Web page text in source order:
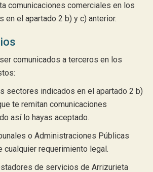
comunicaciones comerciales en los
en el apartado 2 b) y c) anterior.
comunicados a terceros en los
sectores indicados en el apartado 2 b)
te remitan comunicaciones
así lo hayas aceptado.
o Administraciones Públicas
cualquier requerimiento legal.
de servicios de Arrizurieta